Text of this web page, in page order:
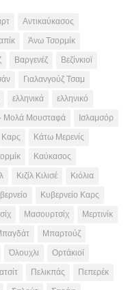
Αντικαύκασος
Άνω Τσορμίκ
Βαργενέζ
Βεζίνκιοϊ
Γιαλανγούζ Τσαμ
ελληνικά
ελληνικό
- Μολά Μουσταφά
Ισλαμσόρ
Καρς
Κάτω Μερενίς
Καύκασος
Κιζίλ Κιλισέ
Κιόλια
Κυβερνείο Καρς
Μασουρτσίχ
Μερτινίκ
Μπαρτούζ
Όλουχλι
Ορτάκιοϊ
Πελικπάς
Πεπερέκ